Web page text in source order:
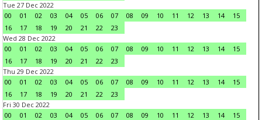
Tue 27 Dec 2022
00
01 02 03 04 05 06 07 08 09 10 11 12 13 14
15
16
17 18 19 20 21 22
23
Wed 28 Dec 2022
00
01 02 03 04 05 06 07 08 09 10 11 12 13 14
15
16
17 18 19 20 21 22
23
Thu 29 Dec 2022
00
01 02 03 04 05 06 07 08 09 10 11 12 13 14
15
16
17 18 19 20 21 22
23
Fri 30 Dec 2022
00
01 02 03 04 05 06 07 08 09 10 11 12 13 14
15